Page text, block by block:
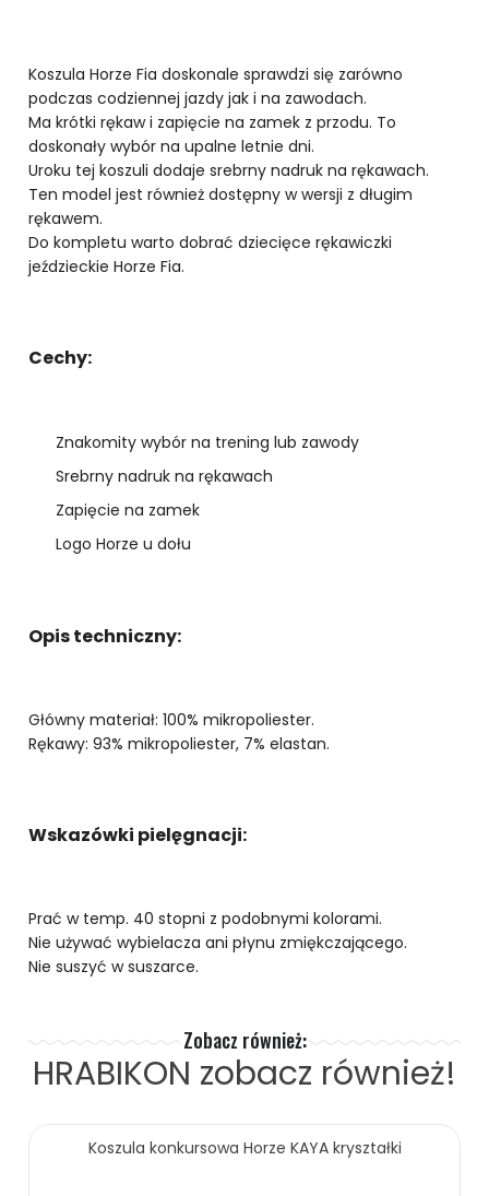
Koszula Horze Fia doskonale sprawdzi się zarówno
podczas codziennej jazdy jak i na zawodach.
Ma krótki rękaw i zapięcie na zamek z przodu. To
doskonały wybór na upalne letnie dni.
Uroku tej koszuli dodaje srebrny nadruk na rękawach.
Ten model jest również dostępny w wersji z długim
rękawem.
Do kompletu warto dobrać dziecięce rękawiczki
jeździeckie Horze Fia.
Cechy:
Znakomity wybór na trening lub zawody
Srebrny nadruk na rękawach
Zapięcie na zamek
Logo Horze u dołu
Opis techniczny:
Główny materiał: 100% mikropoliester.
Rękawy: 93% mikropoliester, 7% elastan.
Wskazówki pielęgnacji:
Prać w temp. 40 stopni z podobnymi kolorami.
Nie używać wybielacza ani płynu zmiękczającego.
Nie suszyć w suszarce.
Zobacz również:
HRABIKON zobacz również!
Koszula konkursowa Horze KAYA kryształki